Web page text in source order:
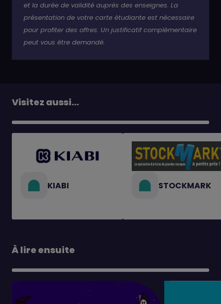
et la durée de validité auprès des enseignes. La
présentation de votre carte étudiante est nécessaire
pour profiter des offres. Un justificatif complémentaire
peut vous être demandé.
Visitez aussi...
KIABI STOCKMARK
À lire ensuite